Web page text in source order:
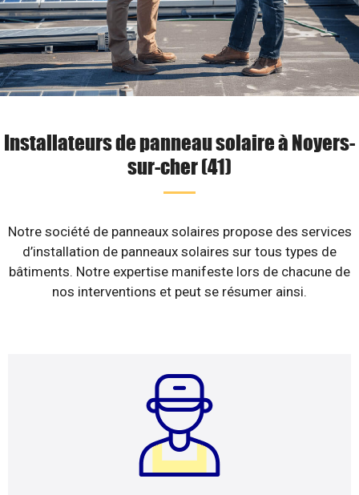
Installateurs de panneau solaire à Noyers-
sur-cher (41)
Notre société de panneaux solaires propose des services
d’installation de panneaux solaires sur tous types de
bâtiments. Notre expertise manifeste lors de chacune de
nos interventions et peut se résumer ainsi.